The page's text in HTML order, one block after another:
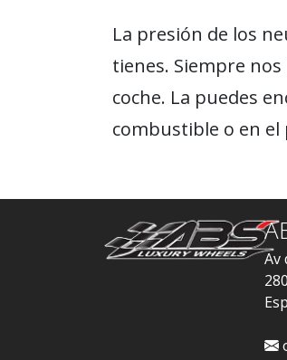
La presión de los
tienes. Siempre
coche. La puedes
combustible o en el
Av